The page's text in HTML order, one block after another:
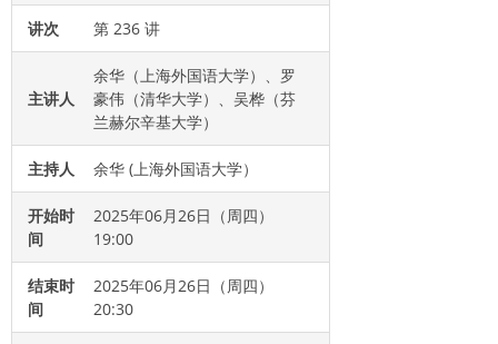
讲次 第 236 讲
主讲人
余华（上海外国语大学）、罗
豪伟（清华大学）、吴桦（芬
兰赫尔辛基大学）
主持人 余华 (上海外国语大学）
开始时
间
2025年06月26日（周四）
19:00
结束时
间
2025年06月26日（周四）
20:30